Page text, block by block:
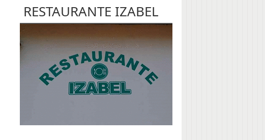
RESTAURANTE IZABEL